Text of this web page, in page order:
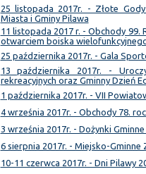
25 listopada 2017r. - Złote
Miasta i Gminy Pilawa
11 listopada 2017 r. - Obchody 99.
otwarciem boiska
25 października 2017r. - Gala
13 października 2017r. -
rekreacyjnych oraz Gminny Dzień
1 października 2017r. - VII
4 września 2017r. - Obchody 78.
3 września 2017r. - Dożynki
6 sierpnia 2017r. - Miejsko-
10-11 czerwca 2017r. - Dni Pilawy